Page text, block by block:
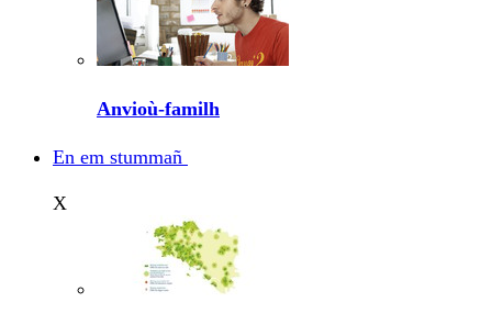
Anvioù-familh
En em stummañ
X